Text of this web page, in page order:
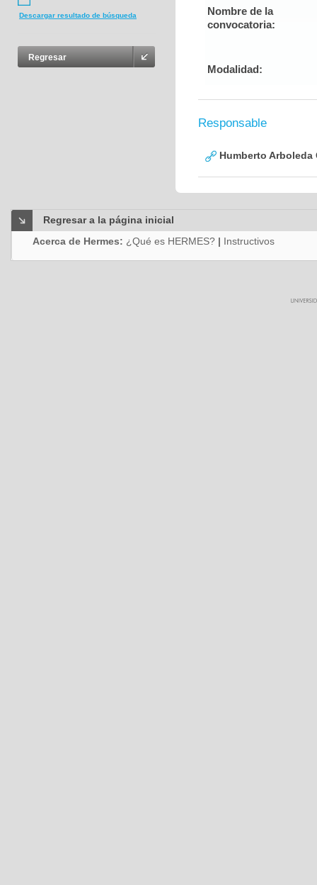
Descargar resultado de búsqueda
Regresar
Nombre de la
convocatoria:
Modalidad:
Responsable
Humberto Arboleda
Regresar a la página inicial
Acerca de Hermes: ¿Qué es HERMES? | Instructivos